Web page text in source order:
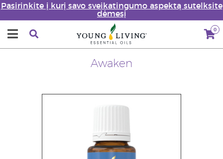
Pasirinkite į kurį savo sveikatingumo aspektą sutelksite
dėmesį
0
Awaken